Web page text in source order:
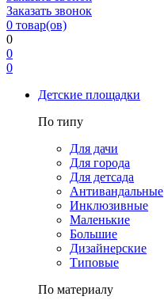
Заказать звонок
0 товар(ов)
0
0
0
Детские площадки
По типу
Для дачи
Для города
Для детсада
Антивандальные
Инклюзивные
Маленькие
Большие
Дизайнерские
Типовые
По материалу